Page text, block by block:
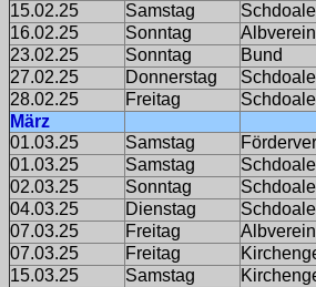
15.02.25
Samstag
16.02.25
Sonntag Albverein
23.02.25
Sonntag Bund
27.02.25
Donnerstag
28.02.25
Freitag
März
01.03.25
Samstag
01.03.25
Samstag
02.03.25
Sonntag
04.03.25
Dienstag
07.03.25
Freitag Albverein
07.03.25
Freitag
15.03.25
Samstag